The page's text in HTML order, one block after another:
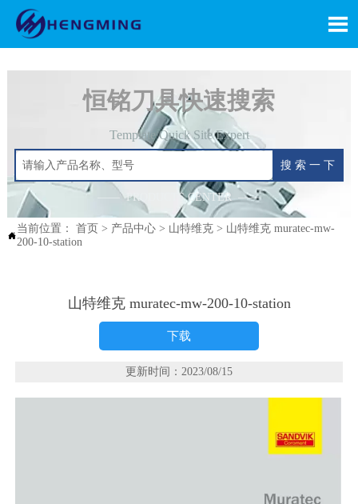

恒铭刀具快速搜索
Template Quick Site Expert
搜 索 一 下
—— PRODUCTS CENTER ——

当前位置： 首页 > 产品中心> 山特维克> 山特维克 muratec-mw-
200-10-station
山特维克 muratec-mw-200-10-station
下载
更新时间：2023/08/15